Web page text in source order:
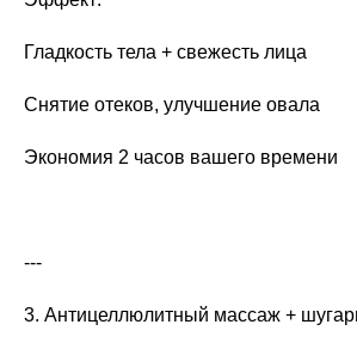
Гладкость тела + свежесть лица
Снятие отеков, улучшение овала
Экономия 2 часов вашего времени
---
3. Антицеллюлитный массаж +